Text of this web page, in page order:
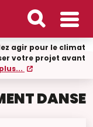
agir pour le climat
votre projet avant
DANSE